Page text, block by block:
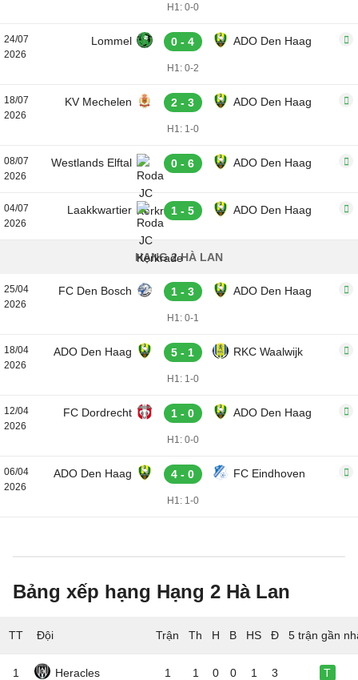
H1: 0-0
24/07
2026
Lommel 0 - 4 ADO Den Haag
H1: 0-2
18/07
2026
KV Mechelen 2 - 3 ADO Den Haag
H1: 1-0
08/07
2026
Westlands Elftal 0 - 6 ADO Den Haag
04/07
2026
Laakkwartier 1 - 5 ADO Den Haag
HẠNG 2 HÀ LAN
25/04
2026
FC Den Bosch 1 - 3 ADO Den Haag
H1: 0-1
18/04
2026
ADO Den Haag 5 - 1 RKC Waalwijk
H1: 1-0
12/04
2026
FC Dordrecht 1 - 0 ADO Den Haag
H1: 0-0
06/04
2026
ADO Den Haag 4 - 0 FC Eindhoven
H1: 1-0
Bảng xếp hạng Hạng 2 Hà Lan
TT Đội 5 trận gần
1 Heracles 1 1 0 0 1 3 T